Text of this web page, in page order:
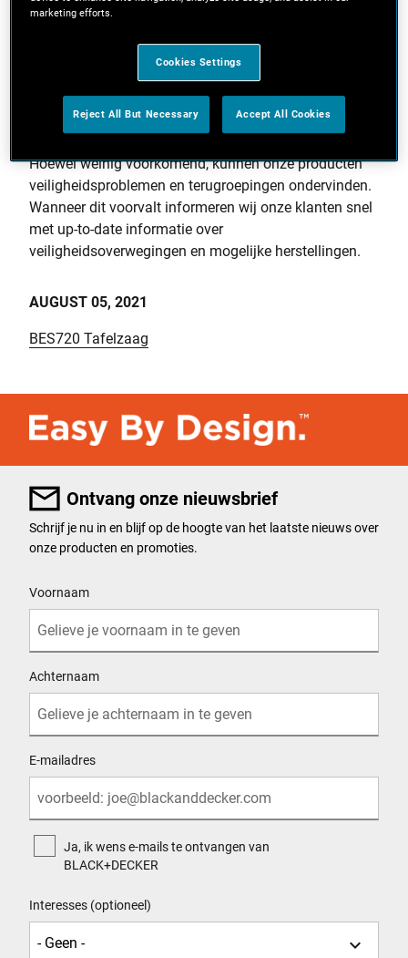
Jouw veiligheid is altijd onze
topprioriteit.
Hoewel weinig voorkomend, kunnen onze producten
veiligheidsproblemen en terugroepingen ondervinden.
Wanneer dit voorvalt informeren wij onze klanten snel
met up-to-date informatie over
veiligheidsoverwegingen en mogelijke herstellingen.
AUGUST 05, 2021
BES720 Tafelzaag
Ontvang onze nieuwsbrief
Schrijf je nu in en blijf op de hoogte van het laatste nieuws over
onze producten en promoties.
Voornaam
Achternaam
E-mailadres
Ja, ik wens e-mails te ontvangen van
BLACK+DECKER
Interesses (optioneel)
marketing efforts.
Cookies Settings
Reject All But Necessary Accept All Cookies